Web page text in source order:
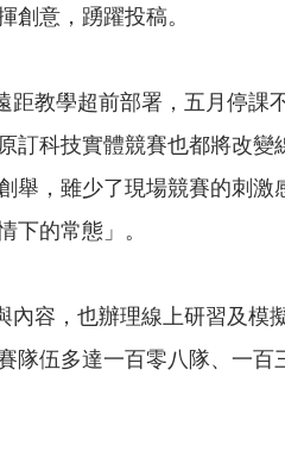
創意，踴躍投稿。
訂科技實體競賽也都將改
舉，雖少了現場競賽的刺
下的常態」。
隊伍多達一百零八隊、一